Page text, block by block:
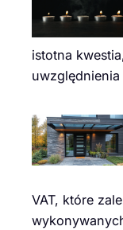
istotna
VAT, które